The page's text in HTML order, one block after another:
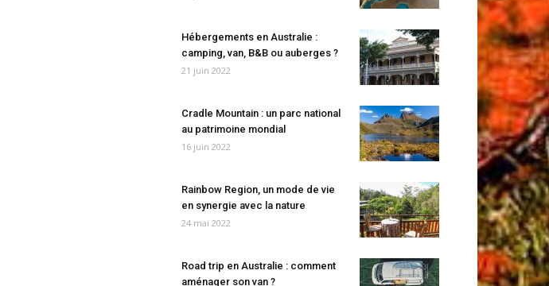
Hébergements en Australie :
camping, van, B&B ou auberges ?
21 juin 2022
Cradle Mountain : un parc national
au patrimoine mondial
16 juin 2022
Rainbow Region, un mode de vie
en synergie avec la nature
24 mai 2022
Road trip en Australie : comment
aménager son van ?